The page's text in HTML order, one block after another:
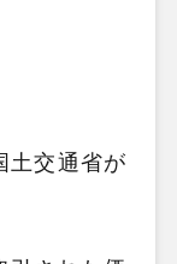
土交通省が